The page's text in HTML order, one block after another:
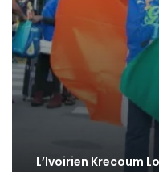
L’Ivoirien Krecoum